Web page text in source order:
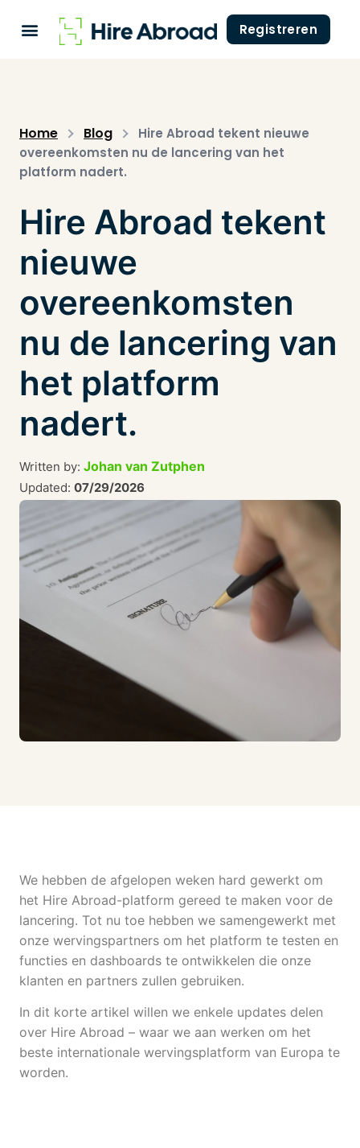
Registreren
Home Blog
Hire Abroad tekent nieuwe
overeenkomsten nu de lancering van het
platform nadert.
Hire Abroad tekent
nieuwe
overeenkomsten
nu de lancering van
het platform
nadert.
Written by: Johan van Zutphen
Updated: 07/29/2026
We hebben de afgelopen weken hard gewerkt om
het Hire Abroad-platform gereed te maken voor de
lancering. Tot nu toe hebben we samengewerkt met
onze wervingspartners om het platform te testen en
functies en dashboards te ontwikkelen die onze
klanten en partners zullen gebruiken.
In dit korte artikel willen we enkele updates delen
over Hire Abroad – waar we aan werken om het
beste internationale wervingsplatform van Europa te
worden.